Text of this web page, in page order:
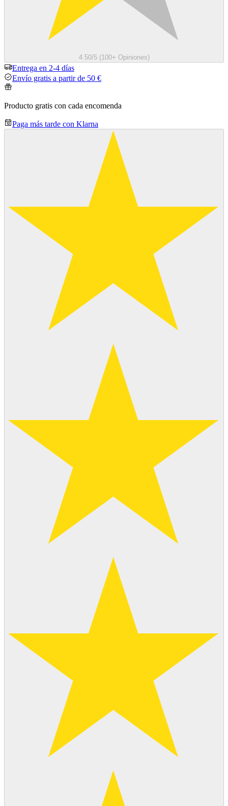
4.50/5 (100+ Opiniones)
Entrega en 2-4 días
Envío gratis a partir de 50 €
Producto gratis con cada encomenda
Paga más tarde con Klarna